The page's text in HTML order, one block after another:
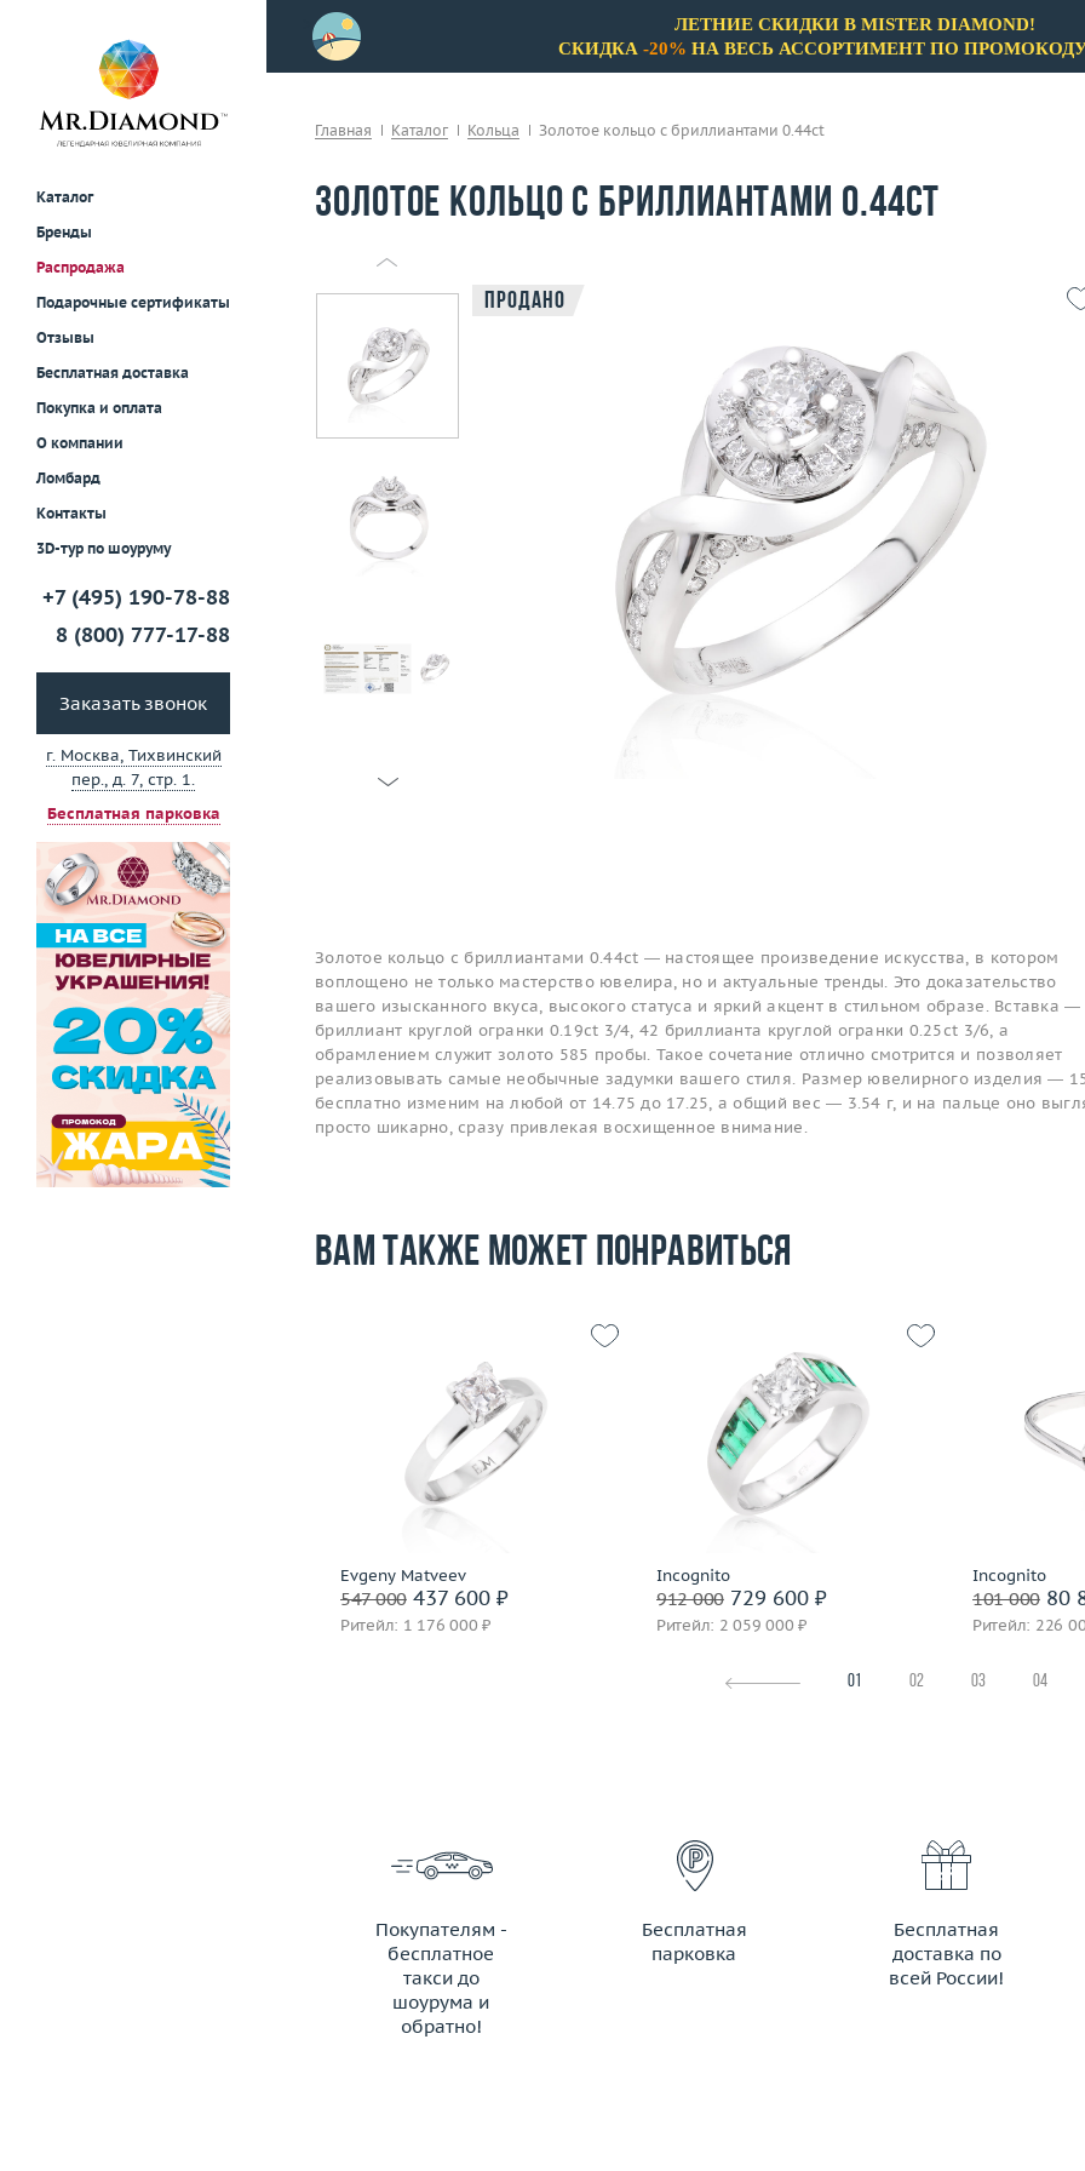
Каталог
Бренды
Распродажа
Подарочные сертификаты
Отзывы
Бесплатная доставка
Покупка и оплата
О компании
Ломбард
Контакты
3D-тур по шоуруму
+7 (495) 190-78-88
8 (800) 777-17-88
Заказать звонок
г. Москва, Тихвинский
пер., д. 7, стр. 1.
Бесплатная парковка
примерки!
ЛЕТНИЕ СКИДКИ В MISTER DIAMOND!
СКИДКА -20% НА ВЕСЬ АССОРТИМЕНТ ПО
Главная Каталог Кольца Золотое кольцо с бриллиантами 0.44ct
Золотое кольцо с бриллиантами 0.44ct
Продано
Золотое кольцо с бриллиантами 0.44ct — настоящее произведение искусства, в котором
воплощено не только мастерство ювелира, но и актуальные тренды. Это доказательство
вашего изысканного вкуса, высокого статуса и яркий акцент в стильном образе. Вставка —
бриллиант круглой огранки 0.19ct 3/4, 42 бриллианта круглой огранки 0.25ct 3/6, а
обрамлением служит золото 585 пробы. Такое сочетание отлично смотрится и позволяет
реализовывать самые необычные задумки вашего стиля. Размер ювелирного изделия —
бесплатно изменим на любой от 14.75 до 17.25, а общий вес — 3.54 г, и на пальце оно
просто шикарно, сразу привлекая восхищенное внимание.
Вам также может понравиться
Evgeny Matveev
547 000437 600 ₽
Ритейл: 1 176 000 ₽
Материал
золото 750 пробы
Incognito
912 000729 600 ₽
Ритейл: 2 059 000 ₽
Размер
Вес (г)
Материал
золото 750 пробы
Подробнее
Incognito
101 00080
Ритейл: 226
Вес (г)
Материал
01 02 03 04
Покупателям -
бесплатное
такси до
шоурума и
обратно!
ЗАКАЗАТЬ ТАКСИ
Бесплатная
парковка
Бесплатная
доставка по
всей России!